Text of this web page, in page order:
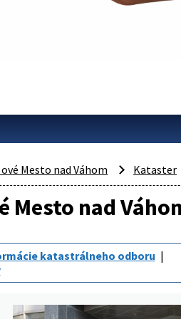
Mesto nad Váhom Kataster
Mesto nad
katastrálneho odboru